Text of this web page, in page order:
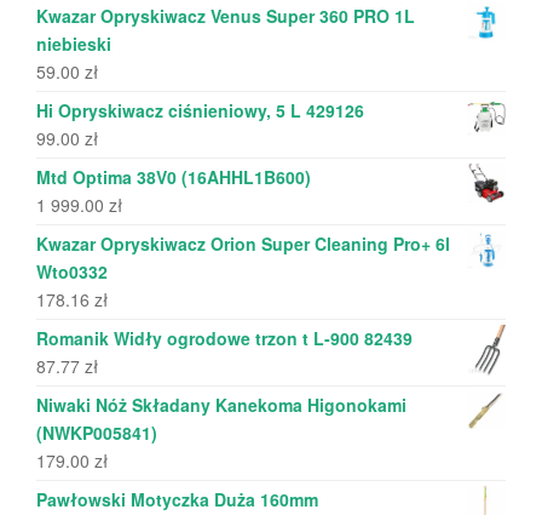
Kwazar Opryskiwacz Venus Super 360 PRO 1L
niebieski
59.00 zł
Hi Opryskiwacz ciśnieniowy, 5 L 429126
99.00 zł
Mtd Optima 38V0 (16AHHL1B600)
1 999.00 zł
Kwazar Opryskiwacz Orion Super Cleaning Pro+ 6l
Wto0332
178.16 zł
Romanik Widły ogrodowe trzon t L-900 82439
87.77 zł
Niwaki Nóż Składany Kanekoma Higonokami
(NWKP005841)
179.00 zł
Pawłowski Motyczka Duża 160mm